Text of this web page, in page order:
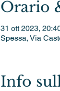
Orario
31 ott 2023,
Spessa, Via
Info